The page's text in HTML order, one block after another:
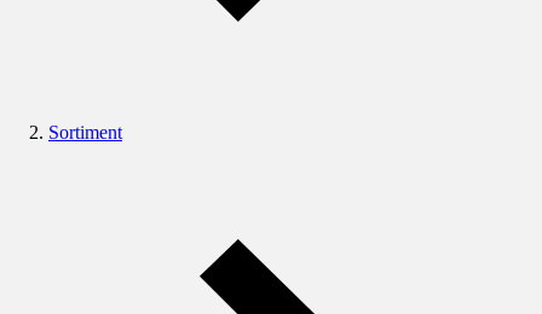
Sortiment